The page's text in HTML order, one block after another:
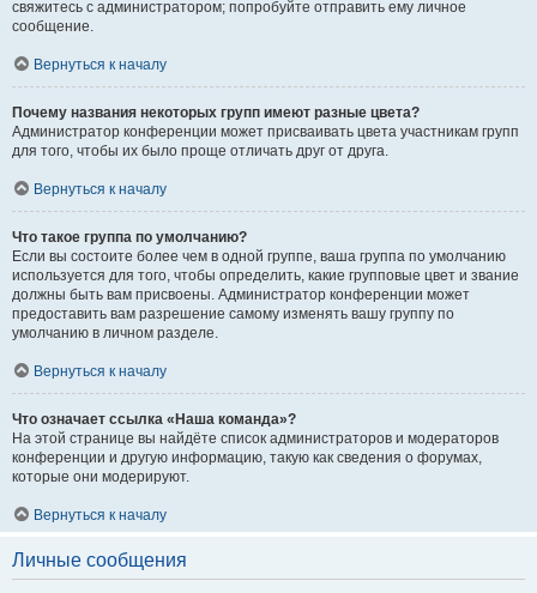
свяжитесь с администратором; попробуйте отправить ему личное
сообщение.
Вернуться к началу
Почему названия некоторых групп имеют разные цвета?
Администратор конференции может присваивать цвета участникам групп
для того, чтобы их было проще отличать друг от друга.
Вернуться к началу
Что такое группа по умолчанию?
Если вы состоите более чем в одной группе, ваша группа по умолчанию
используется для того, чтобы определить, какие групповые цвет и звание
должны быть вам присвоены. Администратор конференции может
предоставить вам разрешение самому изменять вашу группу по
умолчанию в личном разделе.
Вернуться к началу
Что означает ссылка «Наша команда»?
На этой странице вы найдёте список администраторов и модераторов
конференции и другую информацию, такую как сведения о форумах,
которые они модерируют.
Вернуться к началу
Личные сообщения